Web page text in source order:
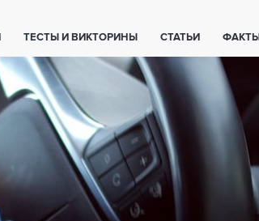
ТЕСТЫ И ВИКТОРИНЫ СТАТЬИ ФАКТЫ
ПОЛЕЗНО ЗНАТЬ ЗАКОНОДАТЕЛЬСТВО